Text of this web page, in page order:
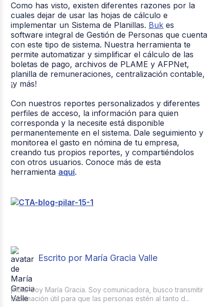
Como has visto, existen diferentes razones por la
cuales dejar de usar las hojas de cálculo e
implementar un Sistema de Planillas. Buk es
software integral de Gestión de Personas que cuenta
con este tipo de sistema. Nuestra herramienta te
permite automatizar y simplificar el cálculo de las
boletas de pago, archivos de PLAME y AFPNet,
planilla de remuneraciones, centralización contable,
¡y más!
Con nuestros reportes personalizados y diferentes
perfiles de acceso, la información para quien
corresponda y la necesite está disponible
permanentemente en el sistema. Dale seguimiento y
monitorea el gasto en nómina de tu empresa,
creando tus propios reportes, y compartiéndolos
con otros usuarios. Conoce más de esta
herramienta aquí.
Escrito por María Gracia Valle
¡Hola! Soy María Gracia. Soy comunicadora, busco transmitir
información útil para que las personas estén al tanto d...